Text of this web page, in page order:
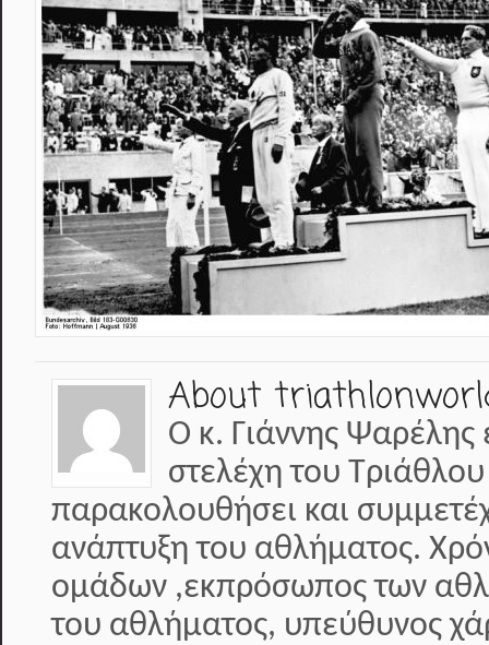
About
Ο κ. Γιάννης Ψαρέλης
στελέχη του
παρακολουθήσει και
ανάπτυξη του αθλήματος.
ομάδων ,εκπρόσωπος των
του αθλήματος, υπεύθυνος